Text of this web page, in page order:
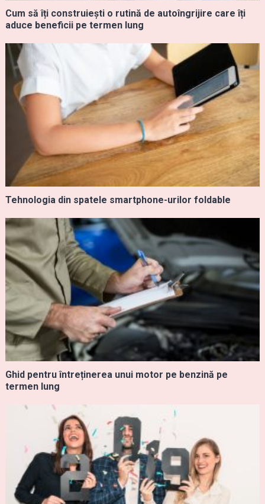
Cum să îți construiești o rutină de autoîngrijire care îți
aduce beneficii pe termen lung
Tehnologia din spatele smartphone-urilor foldable
Ghid pentru întreținerea unui motor pe benzină pe
termen lung